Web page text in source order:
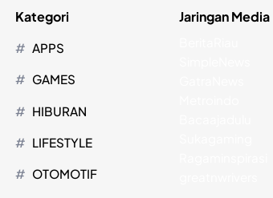
Kategori
APPS
GAMES
HIBURAN
LIFESTYLE
OTOMOTIF
Jaringan Media